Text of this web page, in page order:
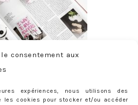
consentement aux
expériences, nous utilisons des
les cookies pour stocker et/ou accéder